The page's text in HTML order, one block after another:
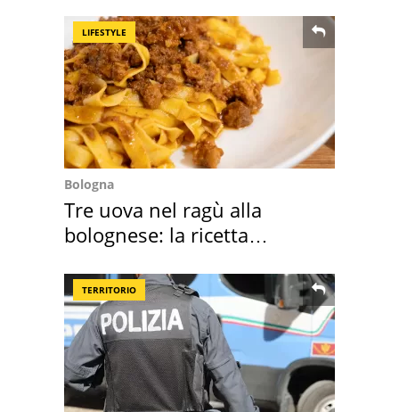
LIFESTYLE
Bologna
Tre uova nel ragù alla
bolognese: la ricetta
TERRITORIO